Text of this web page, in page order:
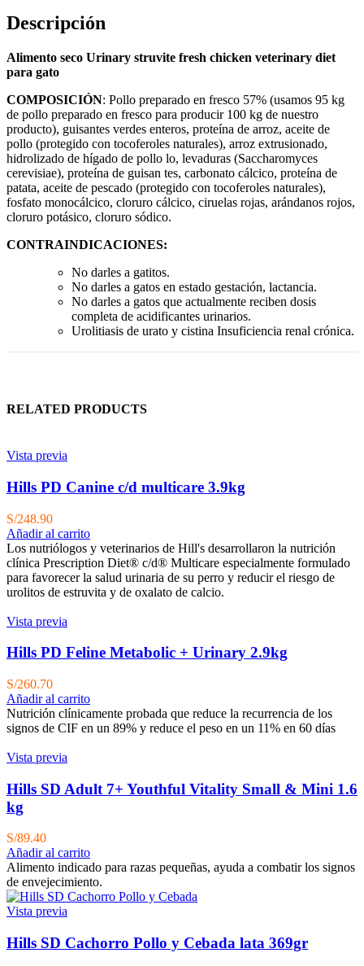
Descripción
Alimento seco Urinary struvite fresh chicken veterinary diet
para gato
COMPOSICIÓN: Pollo preparado en fresco 57% (usamos 95 kg
de pollo preparado en fresco para producir 100 kg de nuestro
producto), guisantes verdes enteros, proteína de arroz, aceite de
pollo (protegido con tocoferoles naturales), arroz extrusionado,
hidrolizado de hígado de pollo lo, levaduras (Saccharomyces
cerevisiae), proteína de guisan tes, carbonato cálcico, proteína de
patata, aceite de pescado (protegido con tocoferoles naturales),
fosfato monocálcico, cloruro cálcico, ciruelas rojas, arándanos rojos,
cloruro potásico, cloruro sódico.
CONTRAINDICACIONES:
No darles a gatitos.
No darles a gatos en estado gestación, lactancia.
No darles a gatos que actualmente reciben dosis
completa de acidificantes urinarios.
Urolitiasis de urato y cistina Insuficiencia renal crónica.
RELATED PRODUCTS
Vista previa
Hills PD Canine c/d multicare 3.9kg
S/248.90
Añadir al carrito
Los nutriólogos y veterinarios de Hill's desarrollaron la nutrición
clínica Prescription Diet® c/d® Multicare especialmente formulado
para favorecer la salud urinaria de su perro y reducir el riesgo de
urolitos de estruvita y de oxalato de calcio.
Vista previa
Hills PD Feline Metabolic + Urinary 2.9kg
S/260.70
Añadir al carrito
Nutrición clínicamente probada que reduce la recurrencia de los
signos de CIF en un 89% y reduce el peso en un 11% en 60 días
Vista previa
Hills SD Adult 7+ Youthful Vitality Small & Mini 1.6
kg
S/89.40
Añadir al carrito
Alimento indicado para razas pequeñas, ayuda a combatir los signos
de envejecimiento.
Vista previa
Hills SD Cachorro Pollo y Cebada lata 369gr